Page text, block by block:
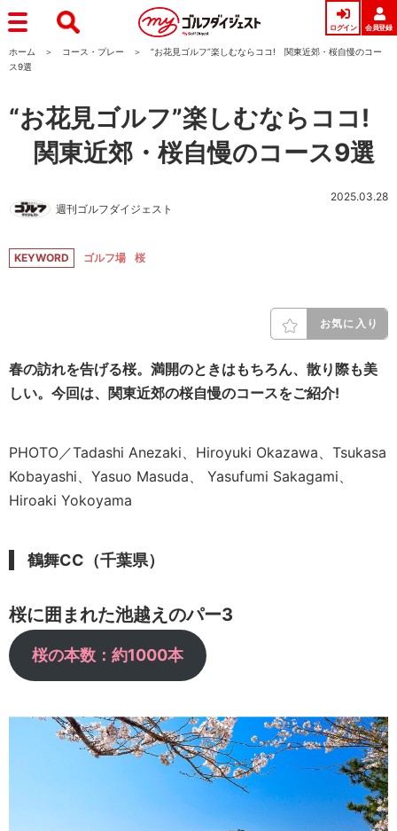
ログイン 会員登録
ホーム コース・プレー
“お花見ゴルフ”楽しむならココ! 関東近郊・桜自慢のコー
ス9選
“お花見ゴルフ”楽しむならココ!
関東近郊・桜自慢のコース9選
週刊ゴルフダイジェスト
2025.03.28
KEYWORD ゴルフ場 桜
お気に入り
春の訪れを告げる桜。満開のときはもちろん、散り際も美
しい。今回は、関東近郊の桜自慢のコースをご紹介!
PHOTO／Tadashi Anezaki、Hiroyuki Okazawa、Tsukasa
Kobayashi、Yasuo Masuda、 Yasufumi Sakagami、
Hiroaki Yokoyama
鶴舞CC（千葉県）
桜に囲まれた池越えのパー3
桜の本数：約1000本